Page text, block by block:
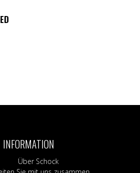
INFORMATION
Über Schock